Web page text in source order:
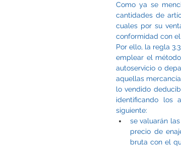
Como ya se
cantidades de
cuales por su
conformidad con el
Por ello, la regla
emplear el
autoservicio o
aquellas
lo vendido
identificando los
siguiente:
se valuarán
precio de
bruta con el